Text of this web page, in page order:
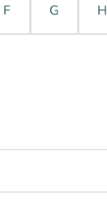
F G H